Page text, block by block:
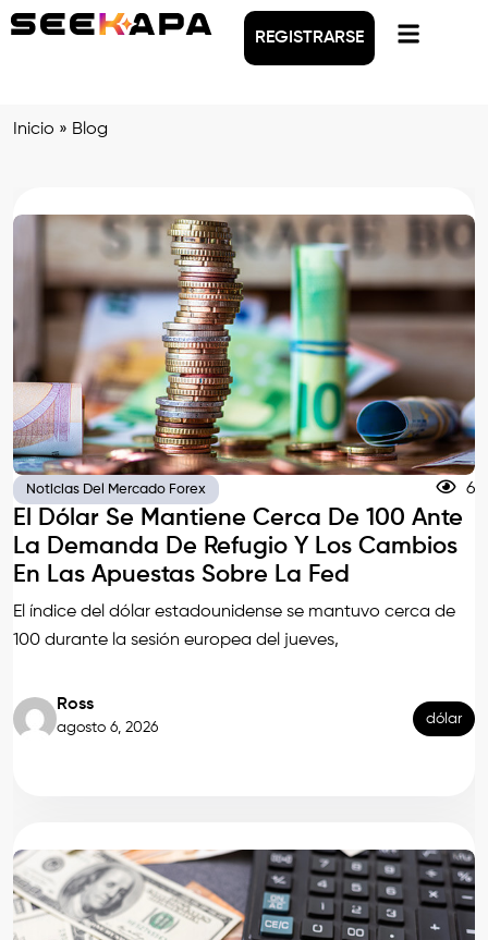
REGISTRARSE
Inicio » Blog
Noticias Del Mercado Forex 6
El Dólar Se Mantiene Cerca De 100 Ante
La Demanda De Refugio Y Los Cambios
En Las Apuestas Sobre La Fed
El índice del dólar estadounidense se mantuvo cerca de
100 durante la sesión europea del jueves,
Ross
agosto 6, 2026
dólar